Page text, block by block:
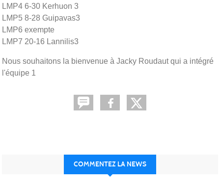
LMP4 6-30 Kerhuon 3
LMP5 8-28 Guipavas3
LMP6 exempte
LMP7 20-16 Lannilis3
Nous souhaitons la bienvenue à Jacky Roudaut qui a intégré
l'équipe 1
COMMENTEZ LA NEWS